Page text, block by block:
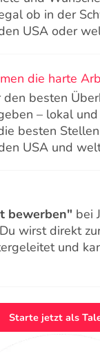
ob in der
USA oder
die harte
den besten
– lokal
besten
USA und
bewerben" bei
wirst direkt
und
Starte jetzt als